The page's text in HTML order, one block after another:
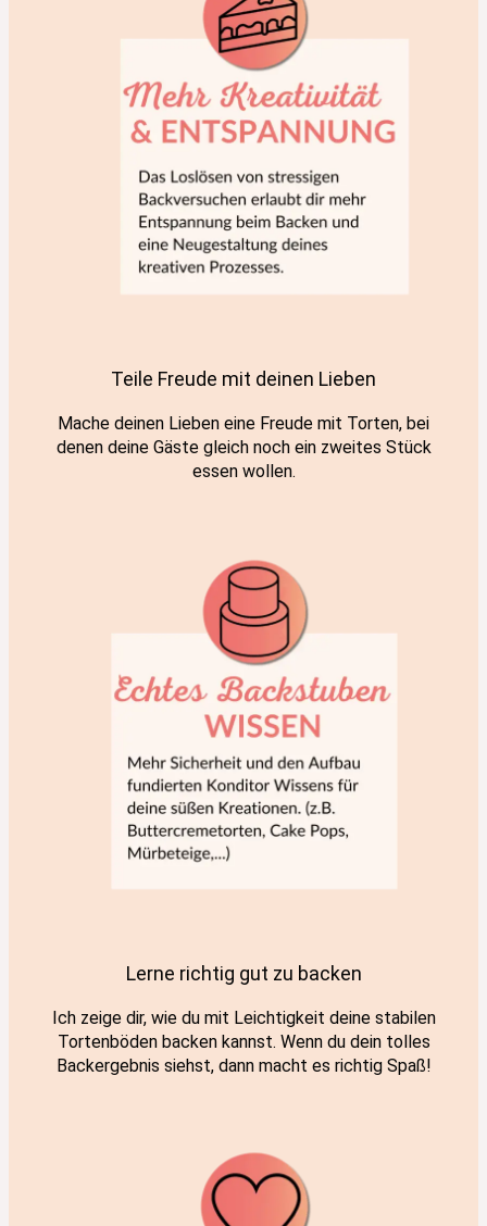
Teile Freude mit deinen Lieben
Mache deinen Lieben eine Freude mit Torten, bei
denen deine Gäste gleich noch ein zweites Stück
essen wollen.
Lerne richtig gut zu backen
Ich zeige dir, wie du mit Leichtigkeit deine stabilen
Tortenböden backen kannst. Wenn du dein tolles
Backergebnis siehst, dann macht es richtig Spaß!